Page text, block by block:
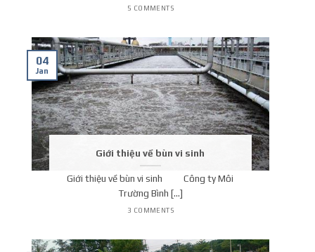
5 COMMENTS
Giới thiệu về bùn vi sinh
Giới thiệu về bùn vi sinh Công ty Môi
Trường Bình [...]
3 COMMENTS
04
Jan